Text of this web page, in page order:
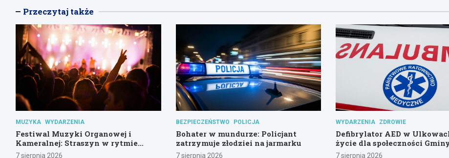
Przeczytaj także
MUZYKA WYDARZENIA
Festiwal Muzyki Organowej i
Kameralnej: Straszyn w rytmie
klasyki
7 sierpnia 2026
BEZPIECZEŃSTWO POLICJA
Bohater w mundurze: Policjant
zatrzymuje złodziei na jarmarku
7 sierpnia 2026
WYDARZENIA ZDROWIE
Defibrylator AED w
życie dla społeczności
Pszczółki
7 sierpnia 2026